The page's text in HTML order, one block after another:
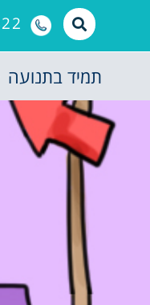
תמיד בתנועה